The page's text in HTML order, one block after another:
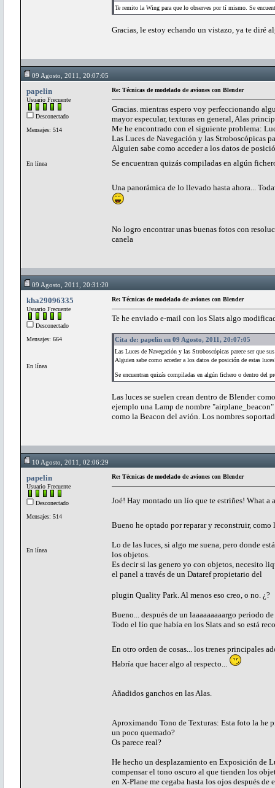
Te remito la Wing para que lo observes por tí mismo. Se
Gracias, le estoy echando un vistazo, ya te diré
09 Agosto, 2011, 20:07:05
papelin
Usuario Frecuente
Desconectado
Mensajes: 514
En línea
Re: Técnicas de modelado de aviones con Blender
Gracias. mientras espero voy perfeccionando
mayor especular, texturas en general, Alas
Me he encontrado con el siguiente problema:
Las Luces de Navegación y las Stroboscópicas
Alguien sabe como acceder a los datos de
Se encuentran quizás compiladas en algún
Una panorámica de lo llevado hasta ahora...
No logro encontrar unas buenas fotos con
canela
09 Agosto, 2011, 20:31:20
kha29096335
Usuario Frecuente
Desconectado
Mensajes: 664
En línea
Re: Técnicas de modelado de aviones con Blender
Te he enviado e-mail con los Slats algo
Cita de: papelin en 09 Agosto, 2011, 20:07:05
Las Luces de Navegación y las Stroboscópicas parece ser que
Alguien sabe como acceder a los datos de posición de estas
Se encuentran quizás compiladas en algún fichero o dentro del
Las luces se suelen crean dentro de Blender
ejemplo una Lamp de nombre
como la Beacon del avión. Los nombres
10 Agosto, 2011, 02:06:29
papelin
Usuario Frecuente
Desconectado
Mensajes: 514
En línea
Re: Técnicas de modelado de aviones con Blender
Joé! Hay montado un lío que te estriñes! What a
Bueno he optado por reparar y reconstruir,
Lo de las luces, si algo me suena, pero donde
los objetos.
Es decir si las genero yo con objetos, necesito
el panel a través de un Dataref propietario del
plugin Quality Park. Al menos eso creo, o no. ¿?
Bueno... después de un laaaaaaaaargo periodo
Todo el lío que había en los Slats and so está
En otro orden de cosas... los trenes principales
Habría que hacer algo al respecto...
Añadidos ganchos en las Alas.
Aproximando Tono de Texturas: Esta foto la he
un poco quemado?
Os parece real?
He hecho un desplazamiento en Exposición de
compensar el tono oscuro al que tienden los
en X-Plane me cegaba hasta los ojos después